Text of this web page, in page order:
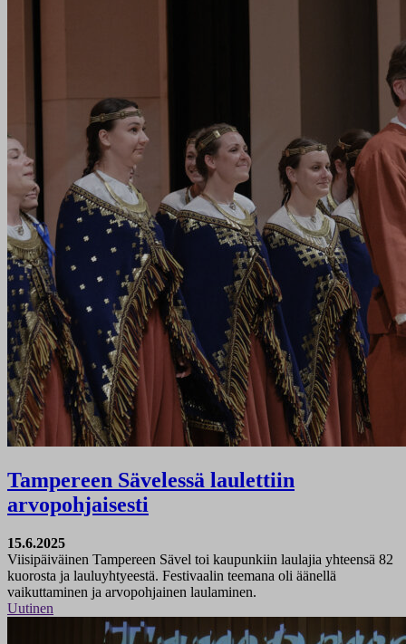
Tampereen Sävelessä laulettiin
arvopohjaisesti
15.6.2025
Viisipäiväinen Tampereen Sävel toi kaupunkiin laulajia yhteensä 82
kuorosta ja lauluyhtyeestä. Festivaalin teemana oli äänellä
vaikuttaminen ja arvopohjainen laulaminen.
Uutinen